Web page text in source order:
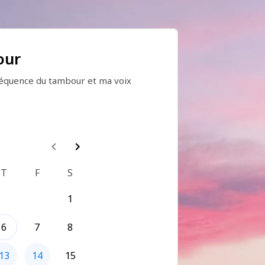
du tambour et ma voix
delà des mots.
de ta propre médecine,
intérieure pour libérer
d'activations afin d'ouvrir
T F
S
1
6 7 8
13 14 15